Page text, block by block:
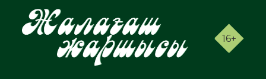
16+